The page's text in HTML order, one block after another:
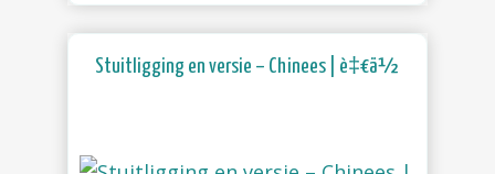
Stuitligging en versie – Chinees | è‡€ä½